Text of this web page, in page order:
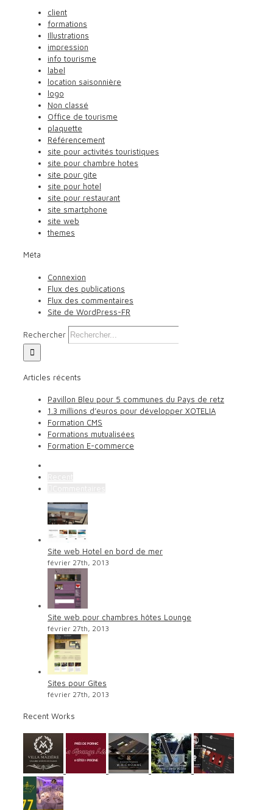
client
formations
Illustrations
impression
info tourisme
label
location saisonnière
logo
Non classé
Office de tourisme
plaquette
Référencement
site pour activités touristiques
site pour chambre hotes
site pour gite
site pour hotel
site pour restaurant
site smartphone
site web
themes
Méta
Connexion
Flux des publications
Flux des commentaires
Site de WordPress-FR
Rechercher
Articles récents
Pavillon Bleu pour 5 communes du Pays de retz
1.3 millions d’euros pour développer XOTELIA
Formation CMS
Formations mutualisées
Formation E-commerce
Site web Hotel en bord de mer
février 27th, 2013
Site web pour chambres hôtes Lounge
février 27th, 2013
Sites pour Gîtes
février 27th, 2013
Recent Works